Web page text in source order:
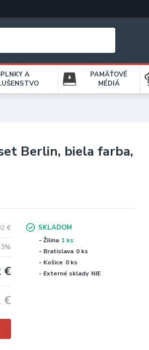
A
PAMÄŤOVÉ
MÉDIÁ
Berlin, biela farba,
€
€
€
SKLADOM
- Žilina 1 ks
- Bratislava 0 ks
- Košice 0 ks
- Externé sklady NIE